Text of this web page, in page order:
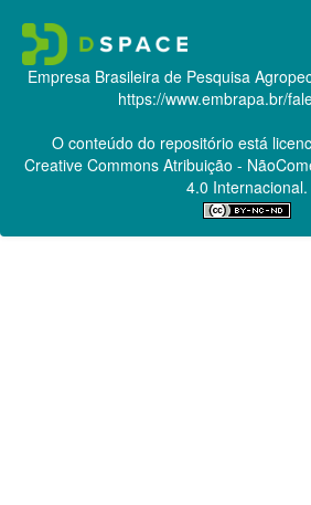
Empresa Brasileira de Pesquisa
https://www.embrapa.br/
O conteúdo do repositório está
Creative CommonsAtribuição -
4.0 Internacional.